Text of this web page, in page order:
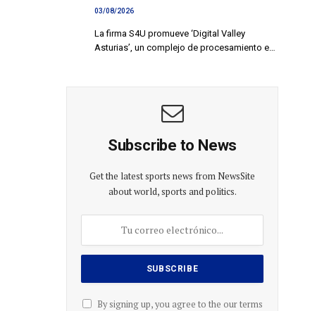
03/08/2026
La firma S4U promueve ‘Digital Valley
Asturias’, un complejo de procesamiento e…
Subscribe to News
Get the latest sports news from NewsSite
about world, sports and politics.
By signing up, you agree to the our terms